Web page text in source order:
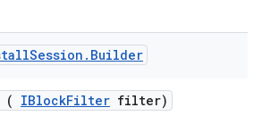
Session . Builder
( IBlockFilter filter)